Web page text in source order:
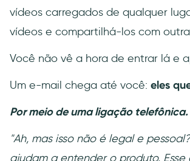
vídeos carregados de qualquer
vídeos e compartilhá-los com
Você não vê a hora de entrar lá e
Um e-mail chega até você: eles
Por meio de uma ligação telefônica.
"Ah, mas isso não é legal e
ajudam a entender o produto.